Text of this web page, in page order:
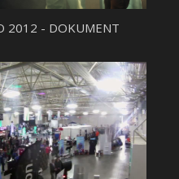
2012 - DOKUMENT